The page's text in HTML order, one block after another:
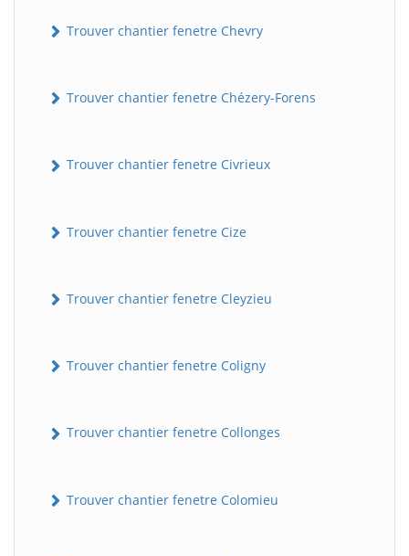
Trouver chantier fenetre Chevry
Trouver chantier fenetre Chézery-Forens
Trouver chantier fenetre Civrieux
Trouver chantier fenetre Cize
Trouver chantier fenetre Cleyzieu
Trouver chantier fenetre Coligny
Trouver chantier fenetre Collonges
Trouver chantier fenetre Colomieu